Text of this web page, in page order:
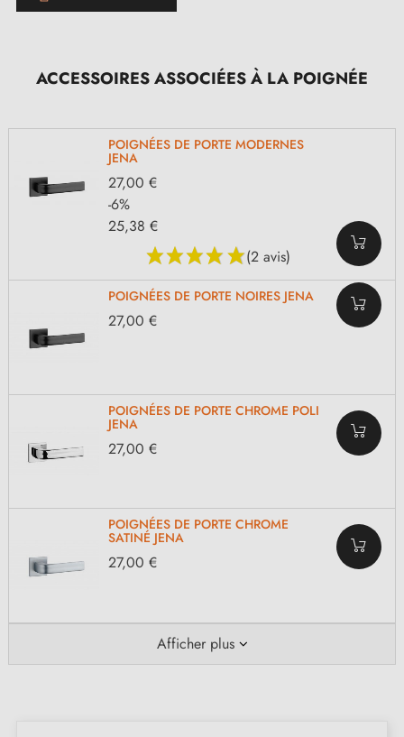
ACCESSOIRES ASSOCIÉES À LA POIGNÉE
POIGNÉES DE PORTE MODERNES
JENA
27,00 €
-6%
(2 avis)
25,38 €
POIGNÉES DE PORTE NOIRES JENA
27,00 €
POIGNÉES DE PORTE CHROME POLI
JENA
27,00 €
POIGNÉES DE PORTE CHROME
SATINÉ JENA
27,00 €
Afficher plus